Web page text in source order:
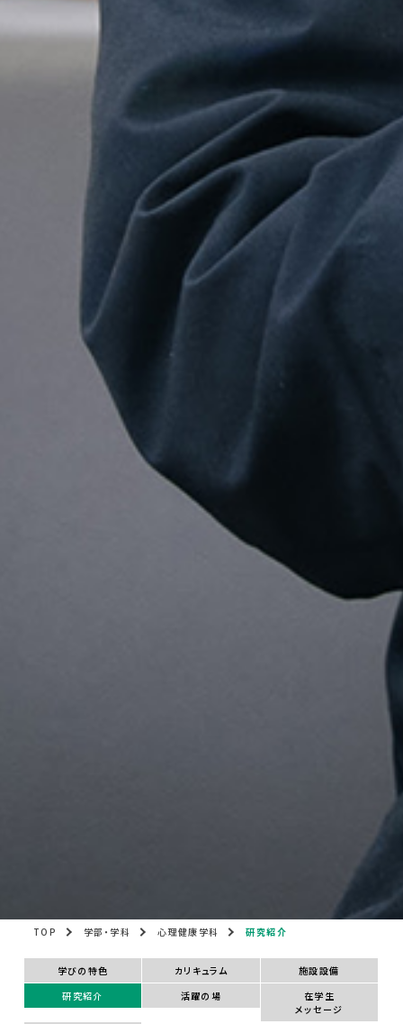
TOP 学部・学科 心理健康学科 研究紹介
学びの特色 カリキュラム
施設設備
研究紹介
活躍の場
在学生
メッセージ